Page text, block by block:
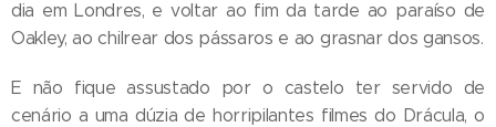
dia em Londres, e voltar ao fim da tarde ao paraíso de
Oakley, ao chilrear dos pássaros e ao grasnar dos gansos.
E não fique assustado por o castelo ter servido de
cenário a uma dúzia de horripilantes filmes do Drácula, o